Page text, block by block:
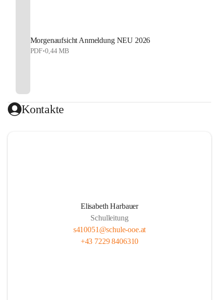
Morgenaufsicht Anmeldung NEU 2026
PDF•0,44 MB
Kontakte
Elisabeth Harbauer
Schulleitung
s410051@schule-ooe.at
+43 7229 8406310